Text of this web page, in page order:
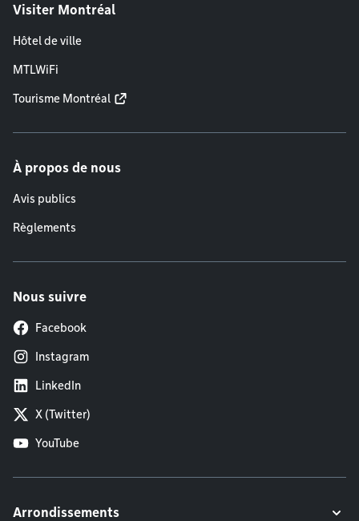
Visiter Montréal
Hôtel de ville
MTLWiFi
Tourisme Montréal
À propos de nous
Avis publics
Règlements
Nous suivre
Facebook
Instagram
LinkedIn
X (Twitter)
YouTube
Arrondissements